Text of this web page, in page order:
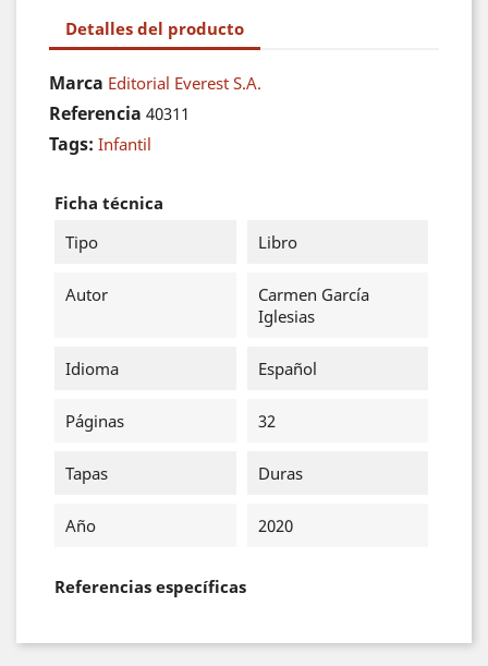
Detalles del producto
Marca Editorial Everest S.A.
Referencia 40311
Tags: Infantil
Ficha técnica
Tipo
Libro
Autor
Carmen García
Iglesias
Idioma Español
Páginas 32
Tapas Duras
Año 2020
Referencias específicas